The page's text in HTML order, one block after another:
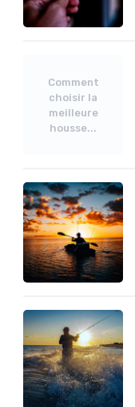
Comment
choisir la
meilleure
housse...